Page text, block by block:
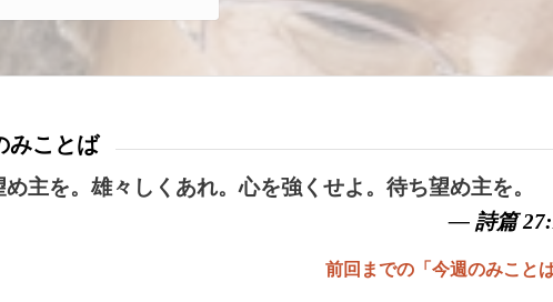
みことば
主を。雄々しくあれ。心を強くせよ。待ち望め主を。
— 詩篇
前回までの「今週のみことば